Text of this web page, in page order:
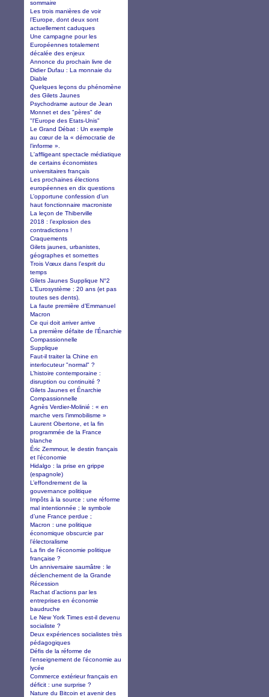
sommaire
Les trois manières de voir
l’Europe, dont deux sont
actuellement caduques
Une campagne pour les
Européennes totalement
décalée des enjeux
Annonce du prochain livre de
Didier Dufau : La monnaie du
Diable
Quelques leçons du phénomène
des Gilets Jaunes
Psychodrame autour de Jean
Monnet et des "pères" de
"l'Europe des Etats-Unis"
Le Grand Débat : Un exemple
au cœur de la « démocratie de
l’informe ».
L'affligeant spectacle médiatique
de certains économistes
universitaires français
Les prochaines élections
européennes en dix questions
L’opportune confession d’un
haut fonctionnaire macroniste
La leçon de Thiberville
2018 : l’explosion des
contradictions !
Craquements
Gilets jaunes, urbanistes,
géographes et sornettes
Trois Vœux dans l’esprit du
temps
Gilets Jaunes Supplique N°2
L'Eurosystème : 20 ans (et pas
toutes ses dents).
La faute première d’Emmanuel
Macron
Ce qui doit arriver arrive
La première défaite de l’Énarchie
Compassionnelle
Supplique
Faut-il traiter la Chine en
interlocuteur "normal" ?
L’histoire contemporaine :
disruption ou continuité ?
Gilets Jaunes et Énarchie
Compassionnelle
Agnès Verdier-Molinié : « en
marche vers l’immobilisme »
Laurent Obertone, et la fin
programmée de la France
blanche
Éric Zemmour, le destin français
et l’économie
Hidalgo : la prise en grippe
(espagnole)
L’effondrement de la
gouvernance politique
Impôts à la source : une réforme
mal intentionnée ; le symbole
d’une France perdue ;
Macron : une politique
économique obscurcie par
l’électoralisme
La fin de l'économie politique
française ?
Un anniversaire saumâtre : le
déclenchement de la Grande
Récession
Rachat d’actions par les
entreprises en économie
baudruche
Le New York Times est-il devenu
socialiste ?
Deux expériences socialistes très
pédagogiques
Défis de la réforme de
l’enseignement de l’économie au
lycée
Commerce extérieur français en
déficit : une surprise ?
Nature du Bitcoin et avenir des